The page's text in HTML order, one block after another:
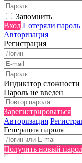
Запомнить
Вход Потеряли пароль
Авторизация
Регистрация
Индикатор сложности
Пароль не введен
Зарегистрироваться
Авторизация
Генерация пароля
Получить новый